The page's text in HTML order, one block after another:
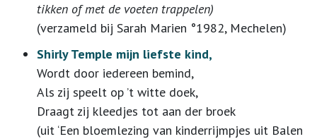
tikken of met de voeten trappelen)
(verzameld bij Sarah Marien °1982, Mechelen)
Shirly Temple mijn liefste kind,
Wordt door iedereen bemind,
Als zij speelt op ’t witte doek,
Draagt zij kleedjes tot aan der broek
(uit ‘Een bloemlezing van kinderrijmpjes uit Balen